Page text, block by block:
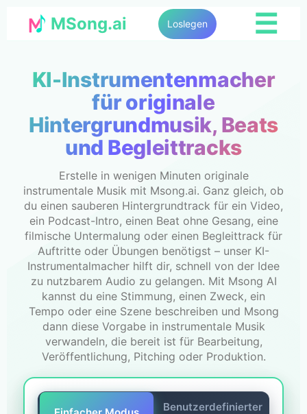
MSong.ai Loslegen ☰
KI-Instrumentenmacher
für originale
Hintergrundmusik, Beats
und Begleittracks
Erstelle in wenigen Minuten originale
instrumentale Musik mit Msong.ai. Ganz gleich, ob
du einen sauberen Hintergrundtrack für ein Video,
ein Podcast-Intro, einen Beat ohne Gesang, eine
filmische Untermalung oder einen Begleittrack für
Auftritte oder Übungen benötigst – unser KI-
Instrumentalmacher hilft dir, schnell von der Idee
zu nutzbarem Audio zu gelangen. Mit Msong AI
kannst du eine Stimmung, einen Zweck, ein
Tempo oder eine Szene beschreiben und Msong
dann diese Vorgabe in instrumentale Musik
verwandeln, die bereit ist für Bearbeitung,
Veröffentlichung, Pitching oder Produktion.
Benutzerdefinierter